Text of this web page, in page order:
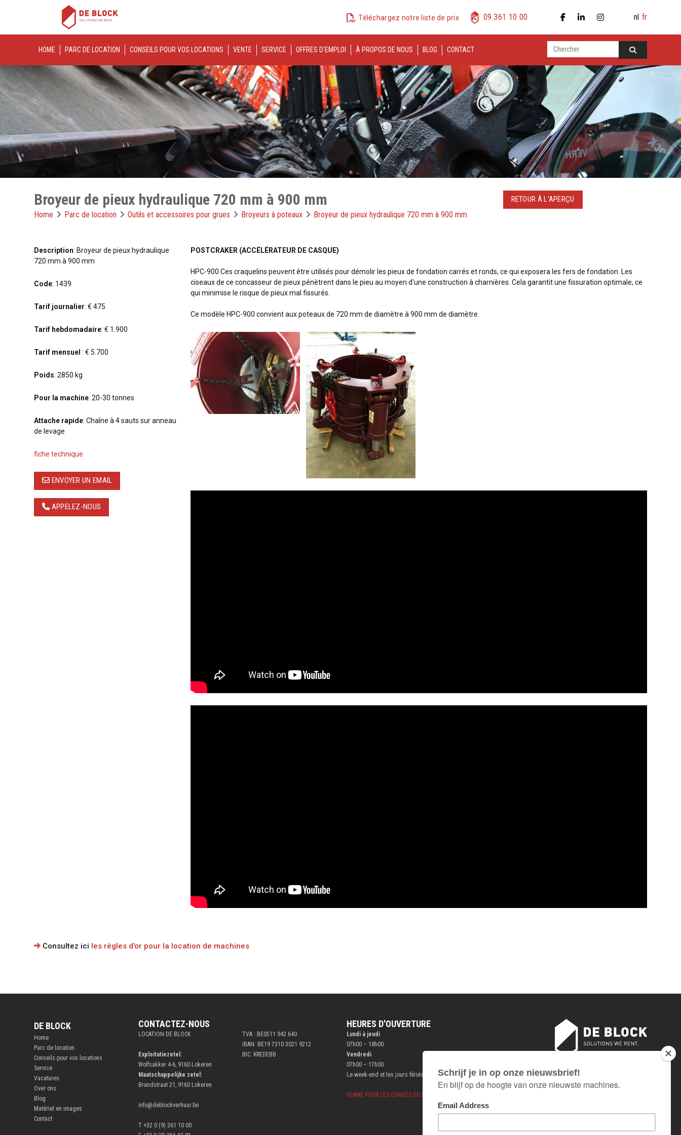
Téléchargez notre liste de prix 09 361 10 00 nl fr
HOME PARC DE LOCATION CONSEILS POUR VOS LOCATIONS VENTE SERVICE OFFRES D'EMPLOI À PROPOS DE NOUS BLOG CONTACT
Broyeur de pieux hydraulique 720 mm à 900 mm
Home Parc de location Outils et accessoires pour grues Broyeurs à poteaux Broyeur de pieux hydraulique 720 mm à 900 mm
RETOUR À L'APERÇU
Description: Broyeur de pieux hydraulique
720 mm à 900 mm
Code: 1439
Tarif journalier: € 475
Tarif hebdomadaire: € 1.900
Tarif mensuel : € 5.700
Poids: 2850 kg
Pour la machine: 20-30 tonnes
Attache rapide: Chaîne à 4 sauts sur anneau
de levage
fiche technique
ENVOYER UN EMAIL
APPELEZ-NOUS
POSTCRAKER (ACCÉLÉRATEUR DE CASQUE)
HPC-900 Ces craquelins peuvent être utilisés pour démolir les pieux de fondation carrés et ronds, ce qui exposera les fers de fondation. Les
ciseaux de ce concasseur de pieux pénètrent dans le pieu au moyen d'une construction à charnières. Cela garantit une fissuration optimale, ce
qui minimise le risque de pieux mal fissurés.
Ce modèle HPC-900 convient aux poteaux de 720 mm de diamètre à 900 mm de diamètre.
Consultez ici les règles d'or pour la location de machines
DE BLOCK
Home
Parc de location
Conseils pour vos locations
Service
Vacatures
Over ons
Blog
Matériel en images
Contact
CONTACTEZ-NOUS
LOCATION DE BLOCK
Exploitatiezetel:
Wolfsakker 4-6, 9160 Lokeren
Maatschappelijke zetel:
Brandstraat 21, 9160 Lokeren
info@deblockverhuur.be
T +32 0 (9) 361 10 00
TVA : BE0511.942.640
IBAN: BE19 7310 3021 9212
BIC: KREDEBB
HEURES D'OUVERTURE
Lundi à jeudi
07h00 – 18h00
Vendredi
07h00 – 17h00
Le week-end et les jours fériés fermé
FERMÉ POUR LES CONGÉS DU BÂTIMENT DU 18 AU 26 JUILLET INCLUS.